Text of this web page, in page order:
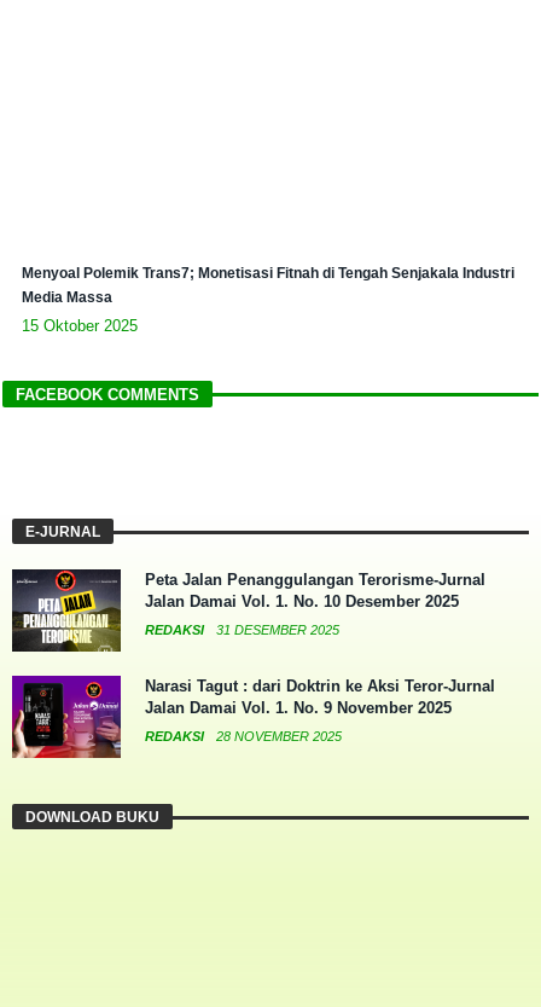
Menyoal Polemik Trans7; Monetisasi Fitnah di Tengah Senjakala Industri
Media Massa
15 Oktober 2025
FACEBOOK COMMENTS
E-JURNAL
Peta Jalan Penanggulangan Terorisme-Jurnal
Jalan Damai Vol. 1. No. 10 Desember 2025
REDAKSI 31 DESEMBER 2025
Narasi Tagut : dari Doktrin ke Aksi Teror-Jurnal
Jalan Damai Vol. 1. No. 9 November 2025
REDAKSI 28 NOVEMBER 2025
DOWNLOAD BUKU